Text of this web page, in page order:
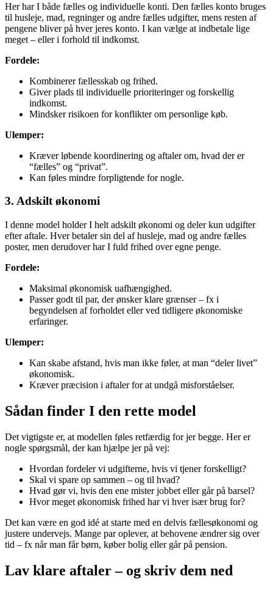
Her har I både fælles og individuelle konti. Den fælles konto bruges
til husleje, mad, regninger og andre fælles udgifter, mens resten af
pengene bliver på hver jeres konto. I kan vælge at indbetale lige
meget – eller i forhold til indkomst.
Fordele:
Kombinerer fællesskab og frihed.
Giver plads til individuelle prioriteringer og forskellig
indkomst.
Mindsker risikoen for konflikter om personlige køb.
Ulemper:
Kræver løbende koordinering og aftaler om, hvad der er
“fælles” og “privat”.
Kan føles mindre forpligtende for nogle.
3. Adskilt økonomi
I denne model holder I helt adskilt økonomi og deler kun udgifter
efter aftale. Hver betaler sin del af husleje, mad og andre fælles
poster, men derudover har I fuld frihed over egne penge.
Fordele:
Maksimal økonomisk uafhængighed.
Passer godt til par, der ønsker klare grænser – fx i
begyndelsen af forholdet eller ved tidligere økonomiske
erfaringer.
Ulemper:
Kan skabe afstand, hvis man ikke føler, at man “deler livet”
økonomisk.
Kræver præcision i aftaler for at undgå misforståelser.
Sådan finder I den rette model
Det vigtigste er, at modellen føles retfærdig for jer begge. Her er
nogle spørgsmål, der kan hjælpe jer på vej:
Hvordan fordeler vi udgifterne, hvis vi tjener forskelligt?
Skal vi spare op sammen – og til hvad?
Hvad gør vi, hvis den ene mister jobbet eller går på barsel?
Hvor meget økonomisk frihed har vi hver især brug for?
Det kan være en god idé at starte med en delvis fællesøkonomi og
justere undervejs. Mange par oplever, at behovene ændrer sig over
tid – fx når man får børn, køber bolig eller går på pension.
Lav klare aftaler – og skriv dem ned